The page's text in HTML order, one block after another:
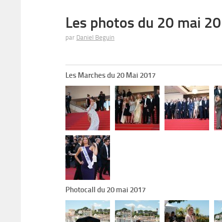
Les photos du 20 mai
par Daniel Beguin
Les Marches du 20 Mai 2017
Photocall du 20 mai 2017